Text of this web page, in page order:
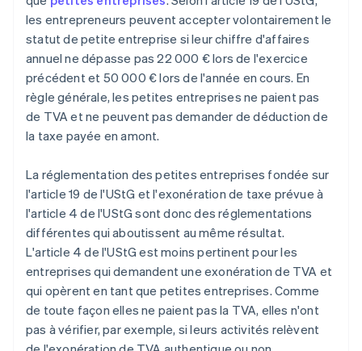
les entrepreneurs peuvent accepter volontairement le
statut de petite entreprise si leur chiffre d'affaires
annuel ne dépasse pas 22 000 € lors de l'exercice
précédent et 50 000 € lors de l'année en cours. En
règle générale, les petites entreprises ne paient pas
de TVA et ne peuvent pas demander de déduction de
la taxe payée en amont.
La réglementation des petites entreprises fondée sur
l'article 19 de l'UStG et l'exonération de taxe prévue à
l'article 4 de l'UStG sont donc des réglementations
différentes qui aboutissent au même résultat.
L'article 4 de l'UStG est moins pertinent pour les
entreprises qui demandent une exonération de TVA et
qui opèrent en tant que petites entreprises. Comme
de toute façon elles ne paient pas la TVA, elles n'ont
pas à vérifier, par exemple, si leurs activités relèvent